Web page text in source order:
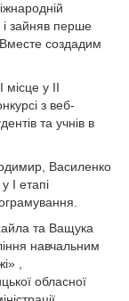
і зайняв перше
создадим
у ІІ
з веб-
та учнів в
Василенко
І етапі
та Ващука
навчальним
,
обласної